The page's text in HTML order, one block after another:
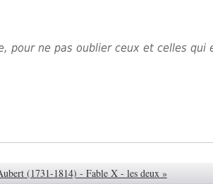
pour ne pas oublier ceux et celles qui
(1731-1814) - Fable X - les deux »